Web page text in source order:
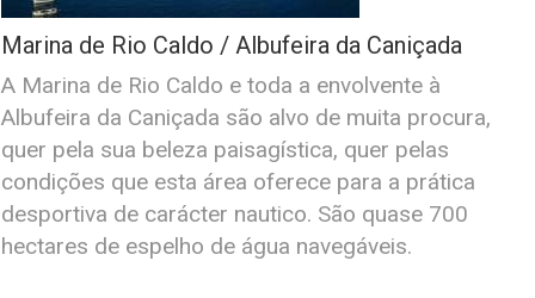
Marina de Rio Caldo / Albufeira da Caniçada
A Marina de Rio Caldo e toda a envolvente à
Albufeira da Caniçada são alvo de muita procura,
quer pela sua beleza paisagística, quer pelas
condições que esta área oferece para a prática
desportiva de carácter nautico. São quase 700
hectares de espelho de água navegáveis.